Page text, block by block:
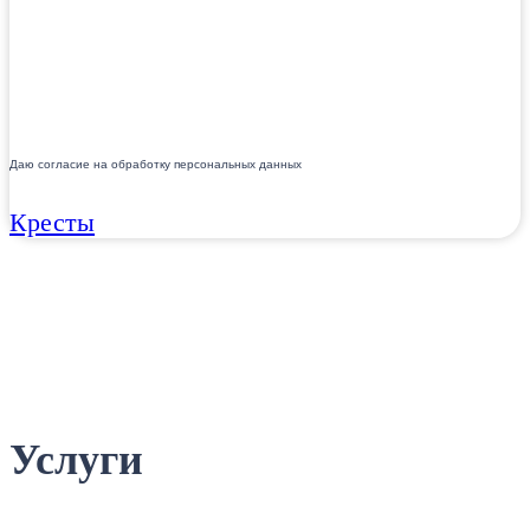
Даю согласие на обработку персональных данных
Кресты
Услуги